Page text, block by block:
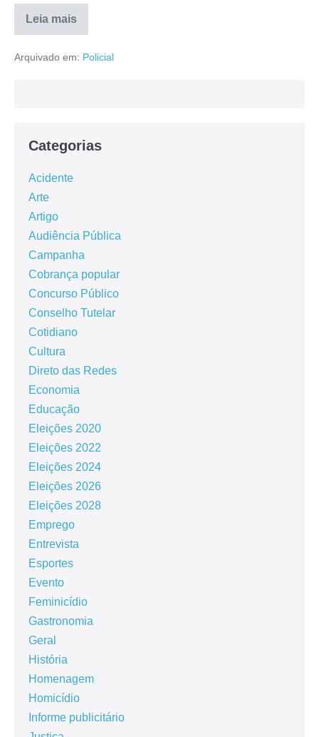
Leia mais
Arquivado em: Policial
Categorias
Acidente
Arte
Artigo
Audiência Pública
Campanha
Cobrança popular
Concurso Público
Conselho Tutelar
Cotidiano
Cultura
Direto das Redes
Economia
Educação
Eleições 2020
Eleições 2022
Eleições 2024
Eleições 2026
Eleições 2028
Emprego
Entrevista
Esportes
Evento
Feminicídio
Gastronomia
Geral
História
Homenagem
Homicídio
Informe publicitário